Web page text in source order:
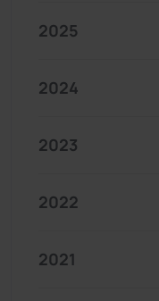
2025
2024
2023
2022
2021